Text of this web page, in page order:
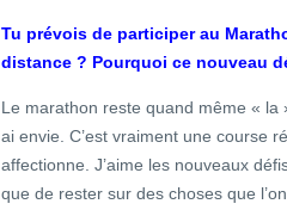
Tu prévois de participer au
distance ? Pourquoi ce nouveau
Le marathon reste quand même « la
ai envie. C’est vraiment une course
affectionne. J’aime les nouveaux
que de rester sur des choses que